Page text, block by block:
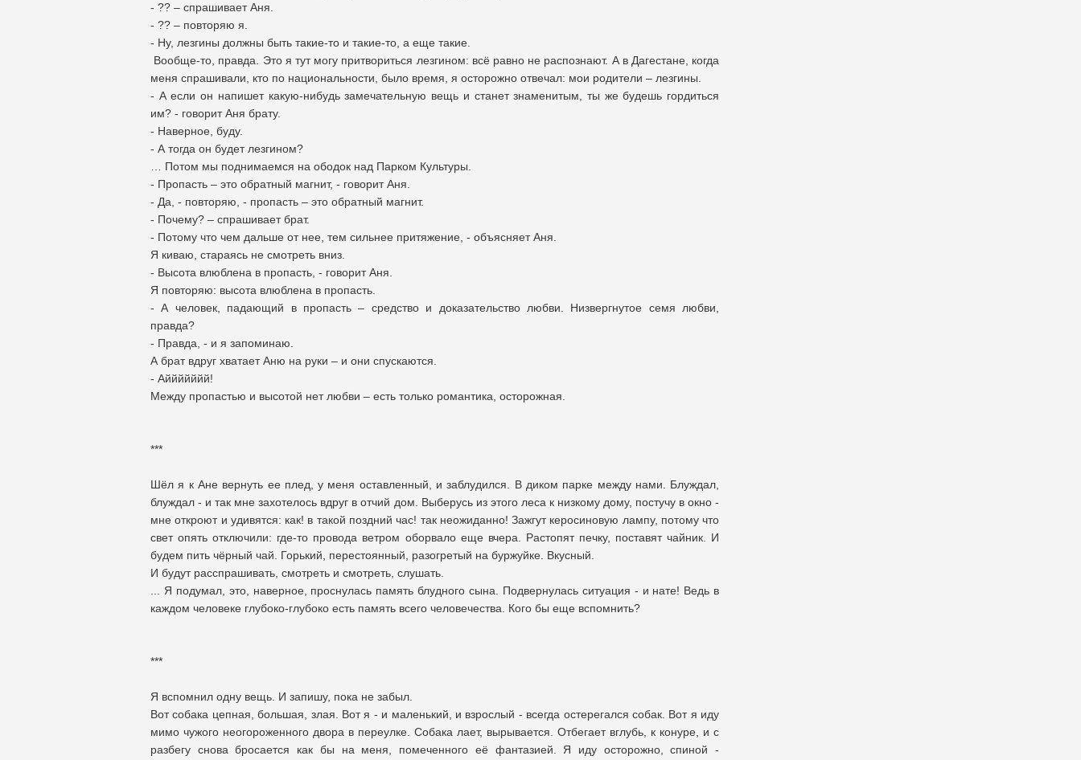
- ?? – спрашивает Аня.
- ?? – повторяю я.
- Ну, лезгины должны быть такие-то и такие-то, а еще такие.
Вообще-то, правда. Это я тут могу притвориться лезгином: всё равно не распознают. А в Дагестане, когда
меня спрашивали, кто по национальности, было время, я осторожно отвечал: мои родители – лезгины.
- А если он напишет какую-нибудь замечательную вещь и станет знаменитым, ты же будешь гордиться
им? - говорит Аня брату.
- Наверное, буду.
- А тогда он будет лезгином?
… Потом мы поднимаемся на ободок над Парком Культуры.
- Пропасть – это обратный магнит, - говорит Аня.
- Да, - повторяю, - пропасть – это обратный магнит.
- Почему? – спрашивает брат.
- Потому что чем дальше от нее, тем сильнее притяжение, - объясняет Аня.
Я киваю, стараясь не смотреть вниз.
- Высота влюблена в пропасть, - говорит Аня.
Я повторяю: высота влюблена в пропасть.
- А человек, падающий в пропасть – средство и доказательство любви. Низвергнутое семя любви,
правда?
- Правда, - и я запоминаю.
А брат вдруг хватает Аню на руки – и они спускаются.
- Аййййййй!
Между пропастью и высотой нет любви – есть только романтика, осторожная.
***
Шёл я к Ане вернуть ее плед, у меня оставленный, и заблудился. В диком парке между нами. Блуждал,
блуждал - и так мне захотелось вдруг в отчий дом. Выберусь из этого леса к низкому дому, постучу в окно -
мне откроют и удивятся: как! в такой поздний час! так неожиданно! Зажгут керосиновую лампу, потому что
свет опять отключили: где-то провода ветром оборвало еще вчера. Растопят печку, поставят чайник. И
будем пить чёрный чай. Горький, перестоянный, разогретый на буржуйке. Вкусный.
И будут расспрашивать, смотреть и смотреть, слушать.
... Я подумал, это, наверное, проснулась память блудного сына. Подвернулась ситуация - и нате! Ведь в
каждом человеке глубоко-глубоко есть память всего человечества. Кого бы еще вспомнить?
***
Я вспомнил одну вещь. И запишу, пока не забыл.
Вот собака цепная, большая, злая. Вот я - и маленький, и взрослый - всегда остерегался собак. Вот я иду
мимо чужого неогороженного двора в переулке. Собака лает, вырывается. Отбегает вглубь, к конуре, и с
разбегу снова бросается как бы на меня, помеченного её фантазией. Я иду осторожно, спиной -